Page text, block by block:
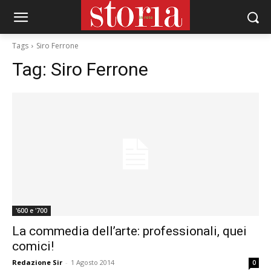
Tags Siro Ferrone
Tag: Siro Ferrone
'600 e '700
La commedia dell’arte: professionali, quei
comici!
Redazione Sir - 1 Agosto 2014 0